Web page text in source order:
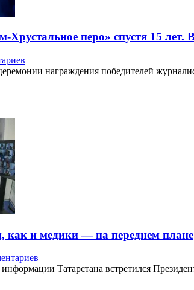
перо» спустя 15 лет.
награждения победителей
как и медики — на переднем плане
информации Татарстана встретился